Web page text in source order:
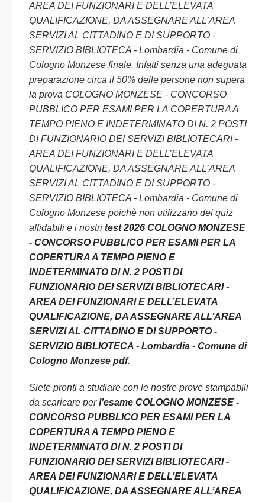
AREA DEI FUNZIONARI E DELL’ELEVATA
QUALIFICAZIONE, DA ASSEGNARE ALL’AREA
SERVIZI AL CITTADINO E DI SUPPORTO -
SERVIZIO BIBLIOTECA - Lombardia - Comune di
Cologno Monzese finale. Infatti senza una adeguata
preparazione circa il 50% delle persone non supera
la prova COLOGNO MONZESE - CONCORSO
PUBBLICO PER ESAMI PER LA COPERTURA A
TEMPO PIENO E INDETERMINATO DI N. 2 POSTI
DI FUNZIONARIO DEI SERVIZI BIBLIOTECARI -
AREA DEI FUNZIONARI E DELL’ELEVATA
QUALIFICAZIONE, DA ASSEGNARE ALL’AREA
SERVIZI AL CITTADINO E DI SUPPORTO -
SERVIZIO BIBLIOTECA - Lombardia - Comune di
Cologno Monzese poichè non utilizzano dei quiz
affidabili e i nostri test 2026 COLOGNO MONZESE
- CONCORSO PUBBLICO PER ESAMI PER LA
COPERTURA A TEMPO PIENO E
INDETERMINATO DI N. 2 POSTI DI
FUNZIONARIO DEI SERVIZI BIBLIOTECARI -
AREA DEI FUNZIONARI E DELL’ELEVATA
QUALIFICAZIONE, DA ASSEGNARE ALL’AREA
SERVIZI AL CITTADINO E DI SUPPORTO -
SERVIZIO BIBLIOTECA - Lombardia - Comune di
Cologno Monzese pdf.
Siete pronti a studiare con le nostre prove stampabili
da scaricare perl’esame COLOGNO MONZESE -
CONCORSO PUBBLICO PER ESAMI PER LA
COPERTURA A TEMPO PIENO E
INDETERMINATO DI N. 2 POSTI DI
FUNZIONARIO DEI SERVIZI BIBLIOTECARI -
AREA DEI FUNZIONARI E DELL’ELEVATA
QUALIFICAZIONE, DA ASSEGNARE ALL’AREA